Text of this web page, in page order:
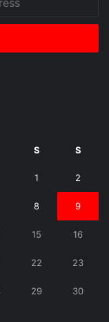
S S
1 2
8 9
15 16
22 23
29 30